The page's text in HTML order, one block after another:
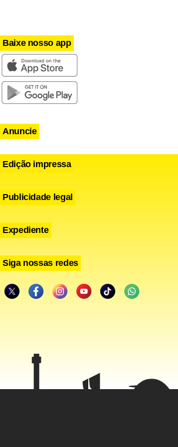
Baixe nosso app
Anuncie
Edição impressa
Publicidade legal
Expediente
Siga nossas redes